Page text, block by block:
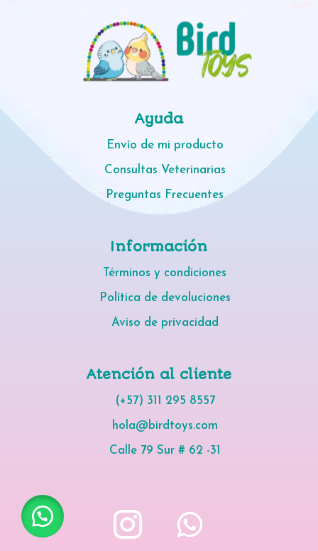
Ayuda
Envío de mi producto
Consultas Veterinarias
Preguntas Frecuentes
Información
Términos y condiciones
Política de devoluciones
Aviso de privacidad
Atención al cliente
(+57) 311 295 8557
hola@birdtoys.com
Calle 79 Sur # 62 -31